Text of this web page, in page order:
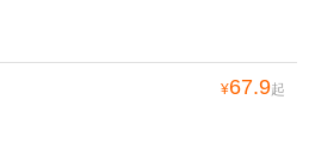
¥67.9起